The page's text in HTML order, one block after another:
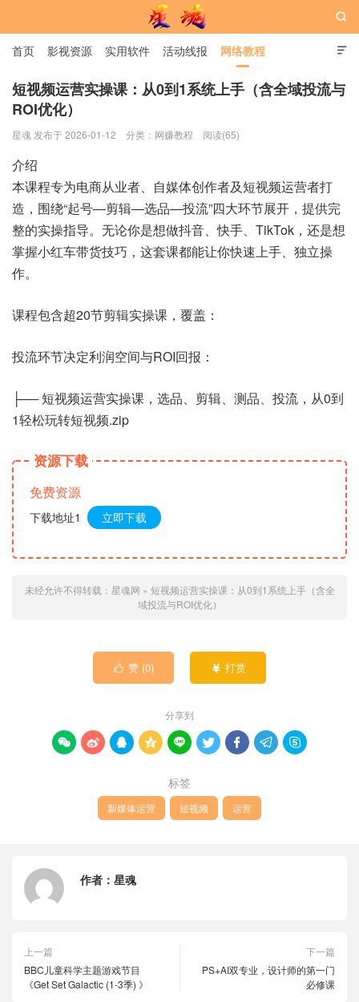
星魂网

首页 影视资源 实用软件 活动线报 网络教程
用户中心 书籍 娱乐

短视频运营实操课：从0到1系统上手（含全域投流与
ROI优化）
星魂 发布于 2026-01-12 分类： 网赚教程 阅读(65)
介绍
本课程专为电商从业者、自媒体创作者及短视频运营者打
造，围绕“起号—剪辑—选品—投流”四大环节展开，提供完
整的实操指导。无论你是想做抖音、快手、TikTok，还是想
掌握小红车带货技巧，这套课都能让你快速上手、独立操
作。
课程包含超20节剪辑实操课，覆盖：
投流环节决定利润空间与ROI回报：
├── 短视频运营实操课，选品、剪辑、测品、投流，从0到
1轻松玩转短视频.zip
资源下载
免费资源
下载地址1 立即下载
未经允许不得转载： 星魂网 » 短视频运营实操课：从0到1系统上手（含全
域投流与ROI优化）
 赞 (0)  打赏
分享到
        
标签
新媒体运营 短视频 运营
作者： 星魂
上一篇
BBC儿童科学主题游戏节目
《Get Set Galactic (1-3季) 》
下一篇
PS+AI双专业，设计师的第一门
必修课